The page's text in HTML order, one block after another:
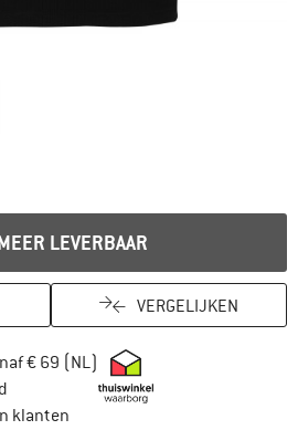
LEVERBAAR
VERGELIJKEN
€ 69 (NL) Vind hier de
Vind de betalingsinformatie hier!
klanten